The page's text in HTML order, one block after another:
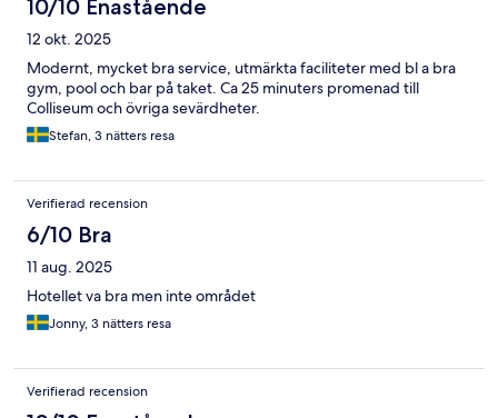
10/10 Enastående
12 okt. 2025
Modernt, mycket bra service, utmärkta faciliteter med bl a bra
gym, pool och bar på taket. Ca 25 minuters promenad till
Colliseum och övriga sevärdheter.
Stefan, 3 nätters resa
Verifierad recension
6/10 Bra
11 aug. 2025
Hotellet va bra men inte området
Jonny, 3 nätters resa
Verifierad recension